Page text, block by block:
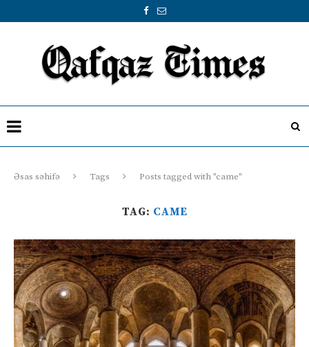
Əsas səhifə Tags Posts tagged with "came"
TAG: CAME